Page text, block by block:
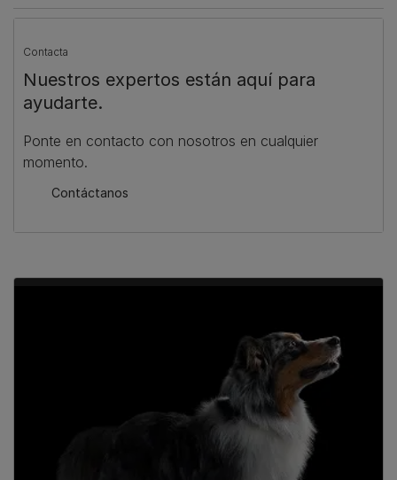
Contacta
Nuestros expertos están aquí para
ayudarte.
Ponte en contacto con nosotros en cualquier
momento.
Contáctanos